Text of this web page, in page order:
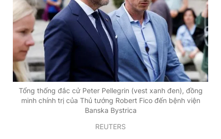
Đọc Thanh Niên trên điện thoại
Tổng thống đắc cử Peter Pellegrin (vest xanh đen), đồng
minh chính trị của Thủ tướng Robert Fico đến bệnh viện
Banska Bystrica
REUTERS